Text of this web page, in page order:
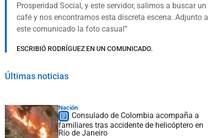
Prosperidad Social, y este servidor, salimos a buscar un
café y nos encontramos esta discreta escena. Adjunto a
este comunicado la foto casual
ESCRIBIÓ RODRÍGUEZ EN UN COMUNICADO.
Últimas noticias
Nación
Consulado de Colombia acompaña a
familiares tras accidente de helicóptero en
Río de Janeiro